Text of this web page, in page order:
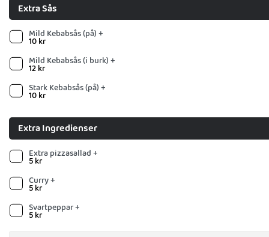
Extra Sås
Mild Kebabsås (på) +
10kr
Mild Kebabsås (i burk) +
12kr
Stark Kebabsås (på) +
10kr
Extra Ingredienser
Extra pizzasallad +
5kr
Curry +
5kr
Svartpeppar +
5kr